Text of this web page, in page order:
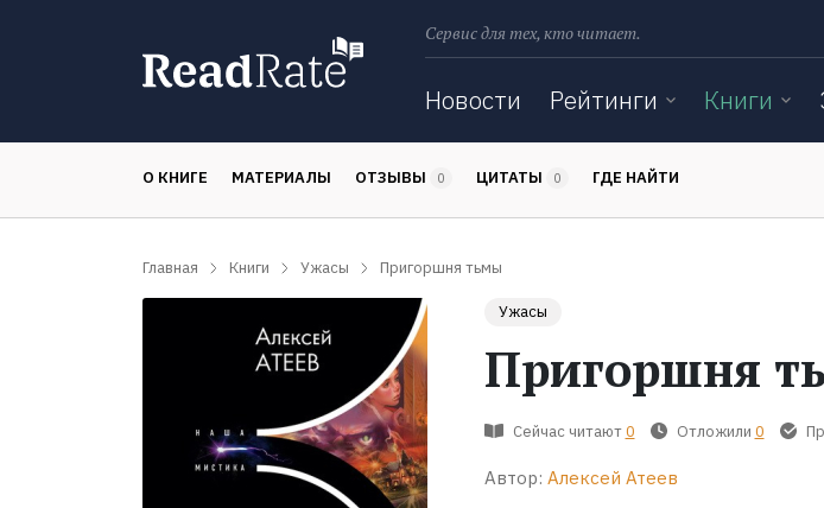
Сервис для тех, кто читает.
Новости Рейтинги Книги
О КНИГЕ МАТЕРИАЛЫ ОТЗЫВЫ 0 ЦИТАТЫ 0 ГДЕ НАЙТИ
Главная Книги Ужасы Пригоршня тьмы
Ужасы
Пригоршня
Сейчас читают 0 Отложили 0
Автор: Алексей Атеев